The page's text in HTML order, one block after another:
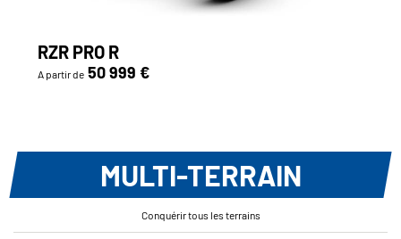
RZR PRO R
A partir de 50 999 €
MULTI-TERRAIN
Conquérir tous les terrains